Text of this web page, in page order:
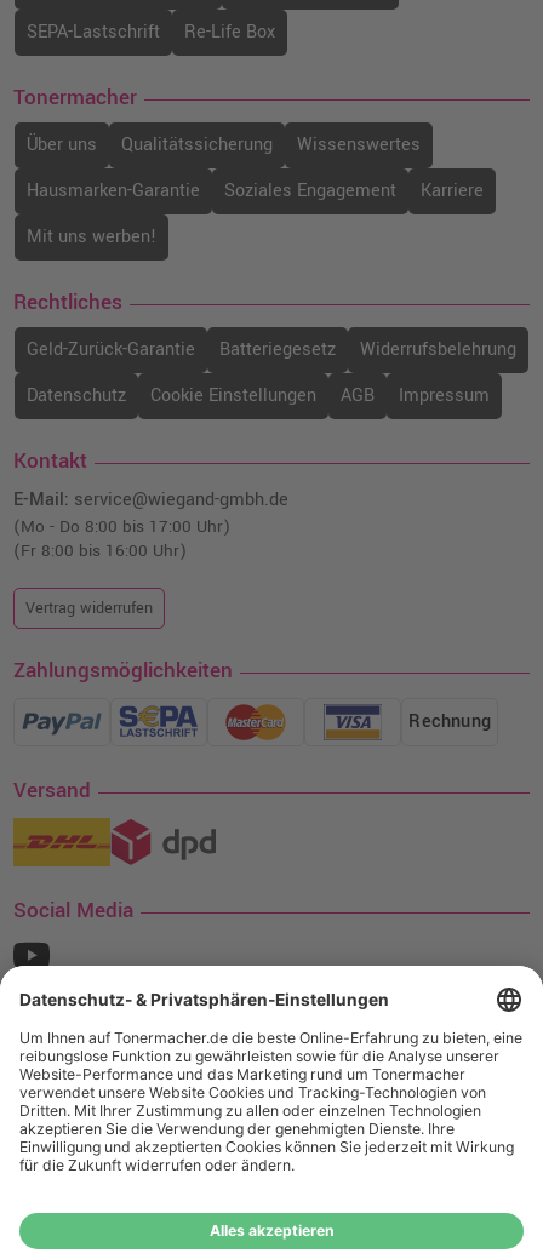
SEPA-Lastschrift
Re-Life Box
Tonermacher
Über uns Qualitätssicherung
Wissenswertes
Hausmarken-Garantie
Soziales Engagement
Karriere
Mit uns werben!
Rechtliches
Geld-Zurück-Garantie Batteriegesetz
Widerrufsbelehrung
Datenschutz
Cookie Einstellungen AGB Impressum
Kontakt
E-Mail: service@wiegand-gmbh.de
(Mo - Do 8:00 bis 17:00 Uhr)
(Fr 8:00 bis 16:00 Uhr)
Vertrag widerrufen
Zahlungsmöglichkeiten
Rechnung
Versand
Social Media
¹ Nur gültig für den Versand innerhalb Deutschlands. Befindet sich ein Warenwert
von mindestens 35€ (inkl. Mwst.) an Ampertec Artikeln in Ihrem Warenkorb, ist der
Versand für Sie kostenfrei.